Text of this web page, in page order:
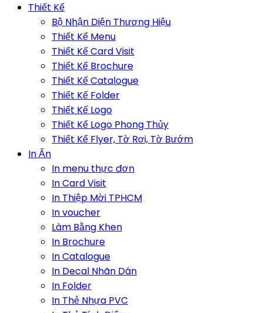
Thiết Kế
Bộ Nhận Diện Thương Hiệu
Thiết Kế Menu
Thiết Kế Card Visit
Thiết Kế Brochure
Thiết Kế Catalogue
Thiết Kế Folder
Thiết Kế Logo
Thiết Kế Logo Phong Thủy
Thiết Kế Flyer, Tờ Rơi, Tờ Bướm
In Ấn
In menu thực đơn
In Card Visit
In Thiệp Mời TPHCM
In voucher
Làm Bằng Khen
In Brochure
In Catalogue
In Decal Nhãn Dán
In Folder
In Thẻ Nhựa PVC